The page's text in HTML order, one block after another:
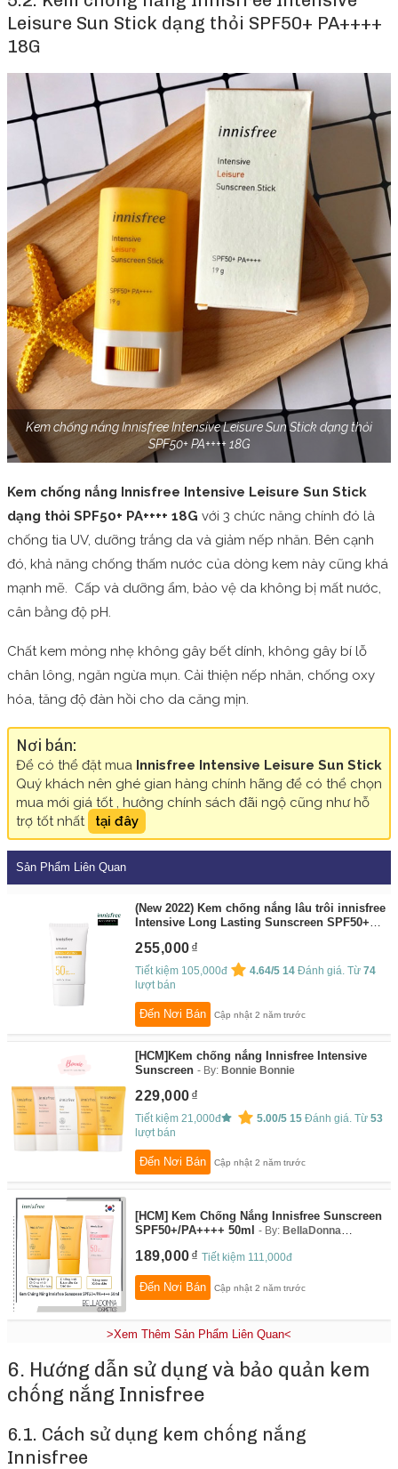
Leisure Sun Stick dạng thỏi SPF50+ PA++++
18G
Kem chống nắng Innisfree Intensive Leisure Sun Stick dạng thỏi
SPF50+ PA++++ 18G
Kem chống nắng Innisfree Intensive Leisure Sun Stick
dạng thỏi SPF50+ PA++++ 18G với 3 chức năng chính đó là
chống tia UV, dưỡng trắng da và giảm nếp nhăn. Bên cạnh
đó, khả năng chống thấm nước của dòng kem này cũng khá
mạnh mẽ. Cấp và dưỡng ẩm, bảo vệ da không bị mất nước,
cân bằng độ pH.
Chất kem mỏng nhẹ không gây bết dính, không gây bí lỗ
chân lông, ngăn ngừa mụn. Cải thiện nếp nhăn, chống oxy
hóa, tăng độ đàn hồi cho da căng mịn.
Nơi bán:
Để có thể đặt mua Innisfree Intensive Leisure Sun Stick
Quý khách nên ghé gian hàng chính hãng để có thể chọn
mua mới giá tốt , hưởng chính sách đãi ngộ cũng như hỗ
trợ tốt nhất
tại đây
Sản Phẩm Liên Quan
(New 2022) Kem chống nắng lâu trôi innisfree
Intensive Long Lasting Sunscreen SPF50+
255,000
Tiết kiệm 105,000đ 4.64/5 14 Đánh giá. Từ74
lượt bán
Đến Nơi Bán Cập nhật 2 năm trước
[HCM]Kem chống nắng Innisfree Intensive
Sunscreen
By: Bonnie Bonnie
229,000
Tiết kiệm 21,000đ 5.00/5 15 Đánh giá. Từ53
lượt bán
Đến Nơi Bán Cập nhật 2 năm trước
[HCM] Kem Chống Nắng Innisfree Sunscreen
SPF50+/PA++++ 50ml
By: BellaDonna
189,000 Tiết kiệm 111,000đ
Đến Nơi Bán Cập nhật 2 năm trước
>Xem Thêm Sản Phẩm Liên Quan<
6. Hướng dẫn sử dụng và bảo quản kem
chống nắng Innisfree
6.1. Cách sử dụng kem chống nắng
Innisfree